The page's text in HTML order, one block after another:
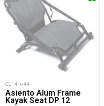
OUT41644
Asiento Alum Frame
Kayak Seat DP 12